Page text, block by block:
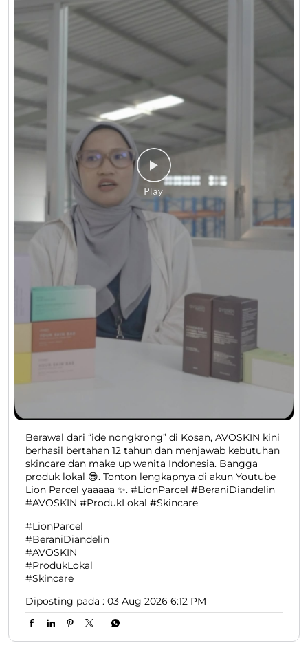
Berawal dari “ide nongkrong” di Kosan, AVOSKIN kini
berhasil bertahan 12 tahun dan menjawab kebutuhan
skincare dan make up wanita Indonesia. Bangga
produk lokal 😎. Tonton lengkapnya di akun Youtube
Lion Parcel yaaaaa ✨. #LionParcel #BeraniDiandelin
#AVOSKIN #ProdukLokal #Skincare
#LionParcel
#BeraniDiandelin
#AVOSKIN
#ProdukLokal
#Skincare
Diposting pada : 03 Aug 2026 6:12 PM